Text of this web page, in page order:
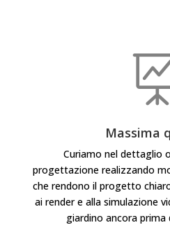
Massima
Curiamo nel dettaglio
progettazione realizzando
che rendono il progetto
ai render e alla simulazione
giardino ancora prima